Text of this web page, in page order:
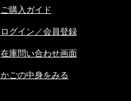
ご購入ガイド
ログイン／会員登録
在庫問い合わせ画面
かごの中身をみる